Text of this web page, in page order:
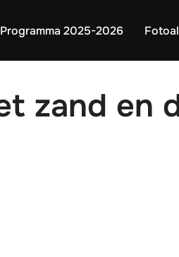
Programma 2025-2026
zand en